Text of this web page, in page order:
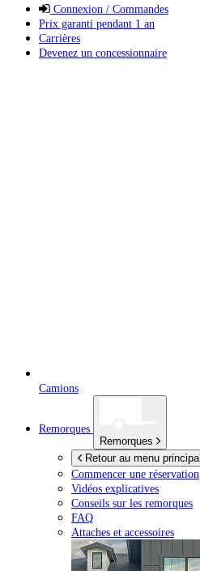
Connexion / Commandes
Prix garanti pendant 1 an
Carrières
Devenez un concessionnaire
Camions
Remorques
Remorques
Retour au menu principal
Commencer une réservation
Vidéos explicatives
Conseils sur les remorques
FAQ
Attaches et accessoires